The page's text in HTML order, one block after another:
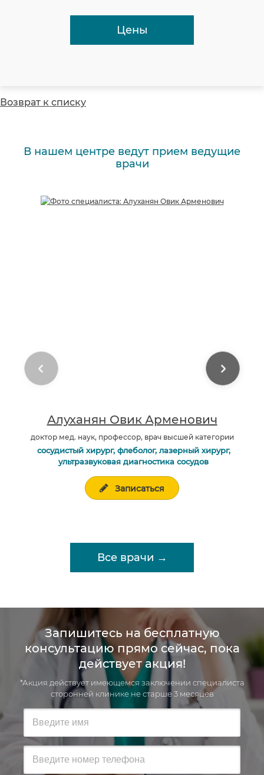
Цены
Возврат к списку
В нашем центре ведут прием ведущие
врачи
Алуханян Овик Арменович
доктор мед. наук, профессор, врач высшей категории
сосудистый хирург, флеболог, лазерный хирург,
ультразвуковая диагностика сосудов
Записаться
Все врачи →
Запишитесь на бесплатную
консультацию прямо сейчас, пока
действует акция!
*Акция действует имеющемся заключении специалиста
сторонней клинике не старше 3 месяцев